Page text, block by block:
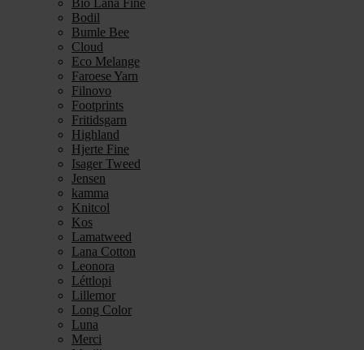
Bio Lana Fine
Bodil
Bumle Bee
Cloud
Eco Melange
Faroese Yarn
Filnovo
Footprints
Fritidsgarn
Highland
Hjerte Fine
Isager Tweed
Jensen
kamma
Knitcol
Kos
Lamatweed
Lana Cotton
Leonora
Léttlopi
Lillemor
Long Color
Luna
Merci